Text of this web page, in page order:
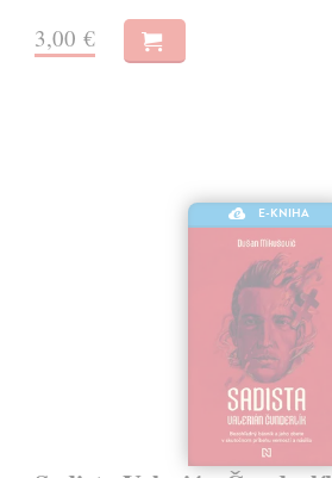
3,00 €
E-KNIHA